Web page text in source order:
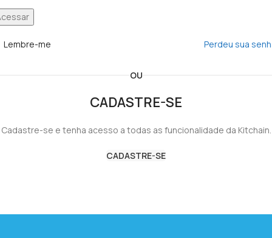
Perdeu sua
Lembre-me
OU
CADASTRE-SE
Cadastre-se e tenha acesso a todas as funcionalidade da Kitchain.
CADASTRE-SE